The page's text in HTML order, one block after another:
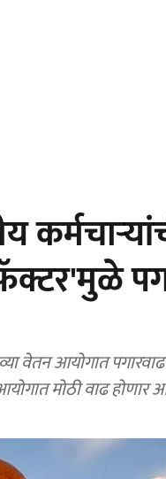
वेतन आयोगात
मोठी वाढ होणार